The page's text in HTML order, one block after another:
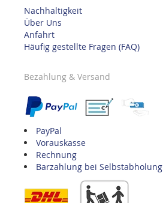
Nachhaltigkeit
Über Uns
Anfahrt
Häufig gestellte Fragen (FAQ)
Bezahlung & Versand
PayPal
Vorauskasse
Rechnung
Barzahlung bei Selbstabholung